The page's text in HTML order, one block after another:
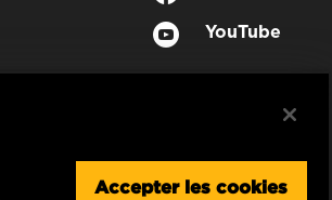
YouTube
Accepter les cookies